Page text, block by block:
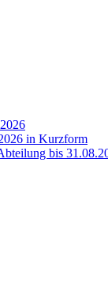
in Kurzform
bis